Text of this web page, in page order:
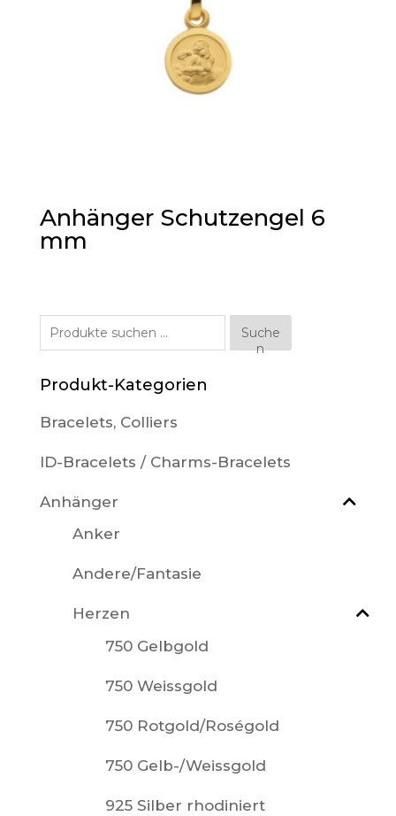
Anhänger Schutzengel 6
mm
Suche
nach:
Suche
n
Produkt-Kategorien
Bracelets, Colliers
ID-Bracelets / Charms-Bracelets
Anhänger
Anker
Andere/Fantasie
Herzen
750 Gelbgold
750 Weissgold
750 Rotgold/Roségold
750 Gelb-/Weissgold
925 Silber rhodiniert